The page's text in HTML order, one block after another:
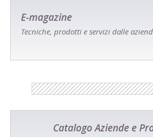
E-magazine
Tecniche, prodotti e servizi dalle
Catalogo Aziende e